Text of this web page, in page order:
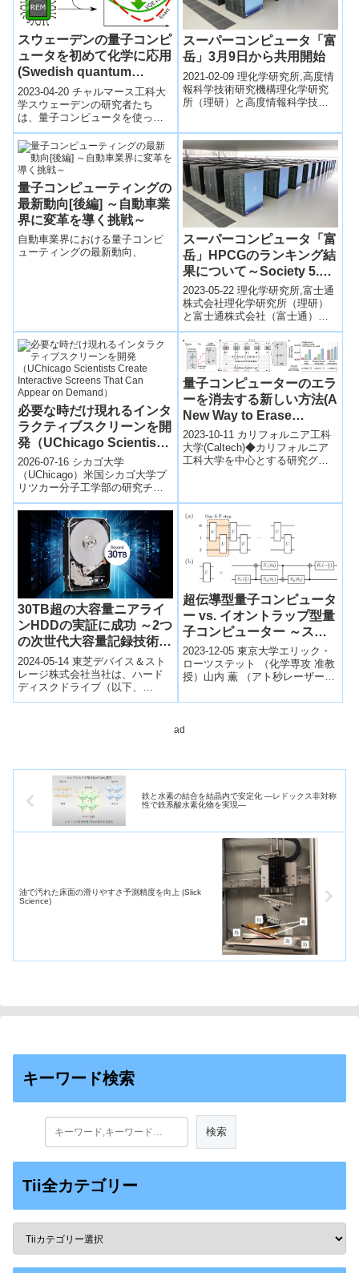
スウェーデンの量子コンピ
ュータを初めて化学に応用
(Swedish quantum
computer applied to
chemistry for the first
time)
2023-04-20 チャルマース工科大
学スウェーデンの研究者たち
は、量子コンピュータを使って
化学分野で初めての実際の計算
を行いました。量子力学の法則
を使って、...
スーパーコンピュータ「富
岳」3月9日から共用開始
2021-02-09 理化学研究所,高度情
報科学技術研究機構理化学研究
所（理研）と高度情報科学技術
量子コンピューティングの
最新動向[後編] ～自動車業
界に変革を導く挑戦～
自動車業界における量子コンピ
ューティングの最新動向、
スーパーコンピュータ「富
岳」HPCGのランキング結
果について～Society 5.0
実現のためのHPCインフ
ラとして総合的に世界トッ
プ性能を実証～
2023-05-22 理化学研究所,富士通
株式会社理化学研究所（理研）
と富士通株式会社（富士通）が
共同で開発し、2021年3月より共
用を開始したスーパーコンピ
ュ...
必要な時だけ現れるインタ
ラクティブスクリーンを開
発（UChicago Scientists
Create Interactive
Screens That Can
Appear on Demand）
2026-07-16 シカゴ大学
（UChicago）米国シカゴ大学プ
リツカー分子工学部の研究チー
ムは、必要なときだけ空中に映
像を表示できる新しいオンデマ
ンド型イ...
量子コンピューターのエラ
ーを消去する新しい方法(A
New Way to Erase
Quantum Computer
Errors)
2023-10-11 カリフォルニア工科
大学(Caltech)◆カリフォルニア
工科大学を中心とする研究グル
30TB超の大容量ニアライ
ンHDDの実証に成功 ～2つ
の次世代大容量記録技術で
あるHAMRとMAMRの両
技術ともに実現～
2024-05-14 東芝デバイス＆スト
レージ株式会社当社は、ハード
ディスクドライブ（以下、
HDD）のさらなる大容量化を実
超伝導型量子コンピュータ
ー vs. イオントラップ型量
子コンピューター ～スピ
ンダイナミクスをどちらが
より速く、より正確に解け
るか？～
2023-12-05 東京大学エリック・
ローツステット （化学専攻 准教
授）山内 薫 （アト秒レーザー科
イント 超伝導型量子コンピ...
ad
鉄と水素の結合を結晶内で安定化 ―レドックス非対称
性で鉄系酸水素化物を実現―
油で汚れた床面の滑りやすさ予測精度を向上 (Slick
Science)
キーワード検索
Tii全カテゴリー